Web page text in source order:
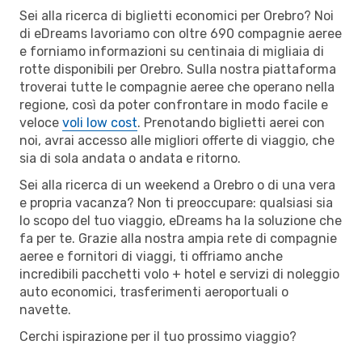
Sei alla ricerca di biglietti economici per Orebro? Noi
di eDreams lavoriamo con oltre 690 compagnie aeree
e forniamo informazioni su centinaia di migliaia di
rotte disponibili per Orebro. Sulla nostra piattaforma
troverai tutte le compagnie aeree che operano nella
regione, così da poter confrontare in modo facile e
veloce voli low cost. Prenotando biglietti aerei con
noi, avrai accesso alle migliori offerte di viaggio, che
sia di sola andata o andata e ritorno.
Sei alla ricerca di un weekend a Orebro o di una vera
e propria vacanza? Non ti preoccupare: qualsiasi sia
lo scopo del tuo viaggio, eDreams ha la soluzione che
fa per te. Grazie alla nostra ampia rete di compagnie
aeree e fornitori di viaggi, ti offriamo anche
incredibili pacchetti volo + hotel e servizi di noleggio
auto economici, trasferimenti aeroportuali o
navette.
Cerchi ispirazione per il tuo prossimo viaggio?